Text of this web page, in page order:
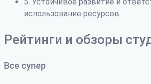
использование ресурсов.
Рейтинги и обзоры
Все супер